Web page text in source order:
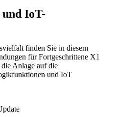
IoT-
finden Sie in diesem
für Fortgeschrittene X1
Anlage auf die
und IoT